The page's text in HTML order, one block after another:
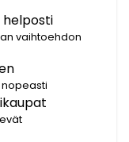
helposti
vaihtoehdon